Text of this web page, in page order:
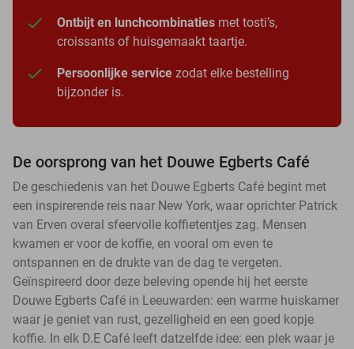
Ontbijt en lunchcombinaties met tosti’s,
croissants of huisgemaakt taartje.
Persoonlijke service zodat elke bestelling
bijzonder is.
De oorsprong van het Douwe Egberts Café
De geschiedenis van het Douwe Egberts Café begint met
een inspirerende reis naar New York, waar oprichter Patrick
van Erven overal sfeervolle koffietentjes zag. Mensen
kwamen er voor de koffie, en vooral om even te
ontspannen en de drukte van de dag te vergeten.
Geïnspireerd door deze beleving opende hij het eerste
Douwe Egberts Café in Leeuwarden: een warme huiskamer
waar je geniet van rust, gezelligheid en een goed kopje
koffie. In elk D.E Café leeft datzelfde idee: een plek waar je